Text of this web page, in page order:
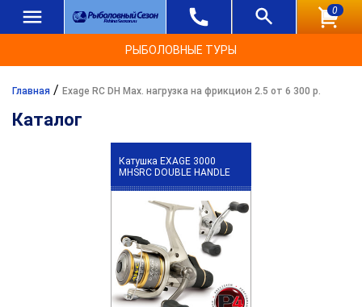
0
РЫБОЛОВНЫЕ ТУРЫ
Главная / Exage RC DH Max. нагрузка на фрикцион 2.5 от 6 300 р.
Каталог
Катушка EXAGE 3000
MHSRC DOUBLE HANDLE